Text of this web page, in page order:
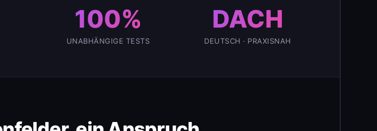
100%
UNABHÄNGIGE TESTS
DACH
DEUTSCH · PRAXISNAH